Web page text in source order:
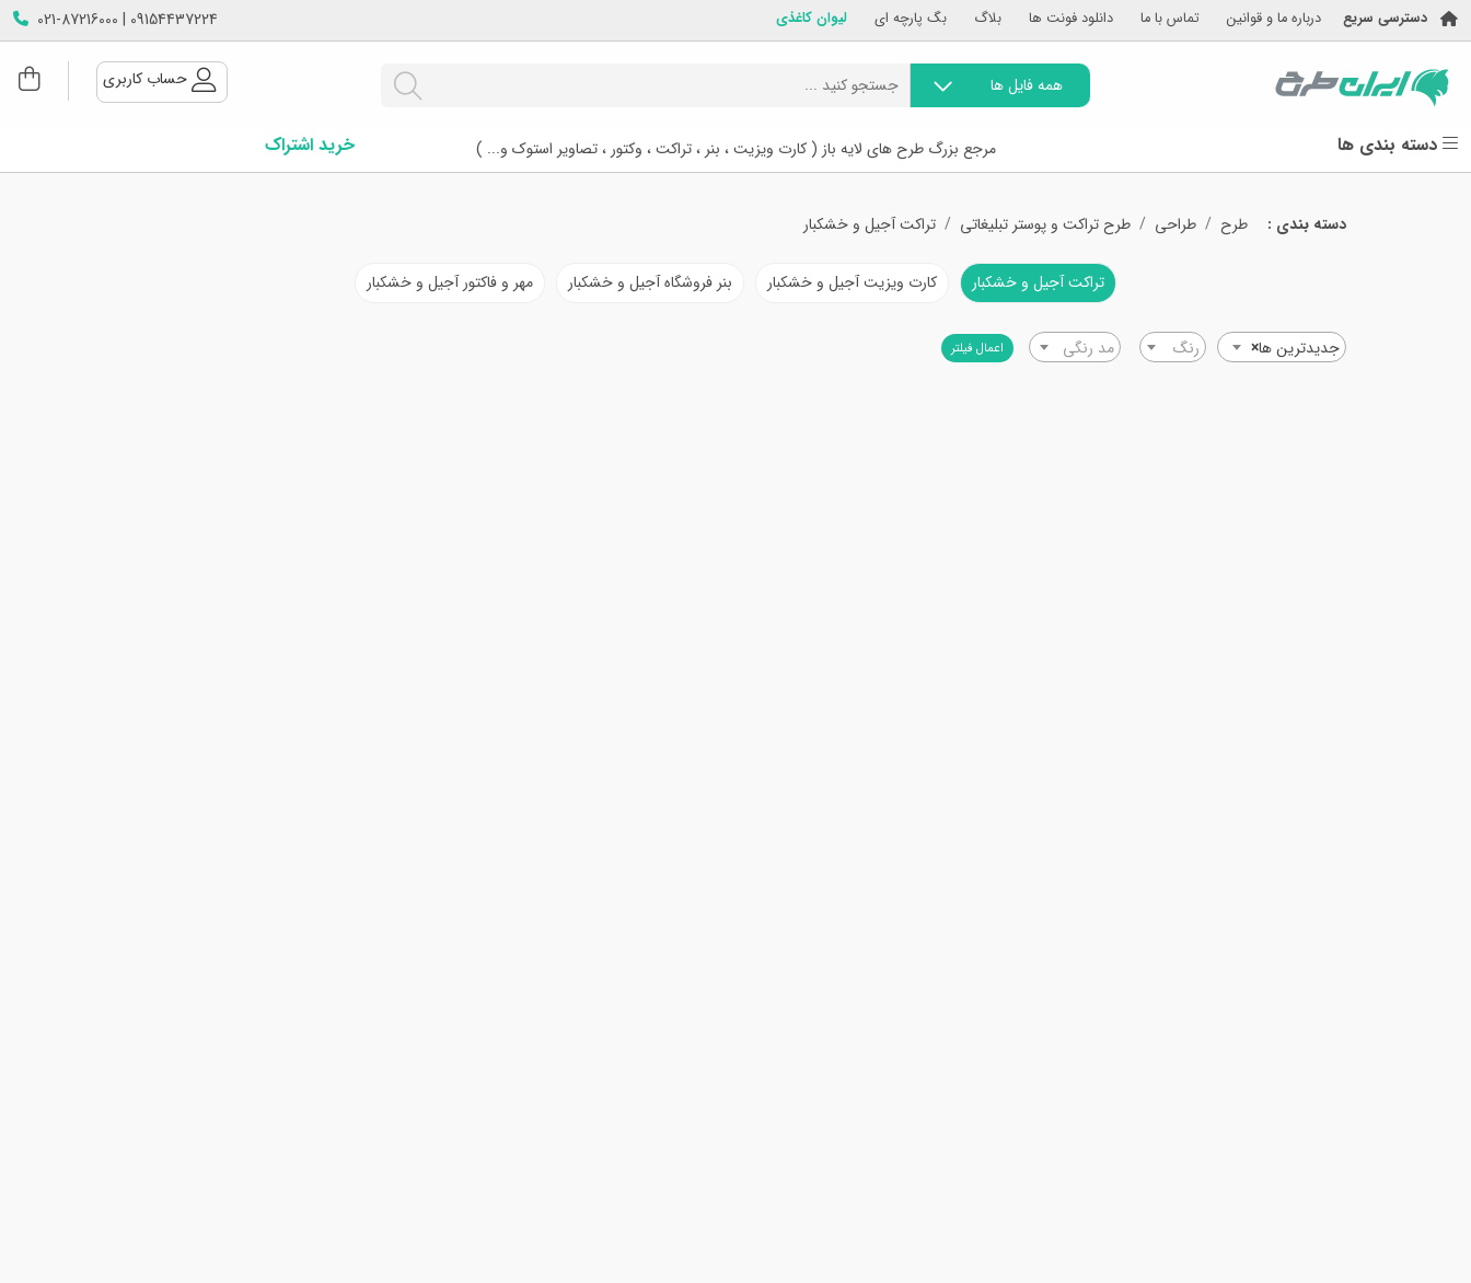
دسترسی سریع درباره ما و قوانین تماس با ما دانلود فونت ها بلاگ بگ پارچه ای لیوان کاغذی 09154437224 | 021-87216000
همه فایل ها حساب کاربری
دسته بندی ها مرجع بزرگ طرح های لایه باز ( کارت ویزیت ، بنر ، تراکت ، وکتور ، تصاویر استوک و... ) خرید اشتراک
دسته بندی : طرح طراحی طرح تراکت و پوستر تبلیغاتی تراکت آجیل و خشکبار
تراکت آجیل و خشکبار کارت ویزیت آجیل و خشکبار بنر فروشگاه آجیل و خشکبار مهر و فاکتور آجیل و خشکبار
×جدیدترین ها رنگ مد رنگی اعمال فیلتر